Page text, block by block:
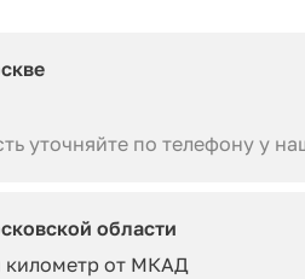
уточняйте по телефону у
области
километр от МКАД